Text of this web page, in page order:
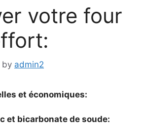
votre four
by admin2
et économiques:
et bicarbonate de soude: